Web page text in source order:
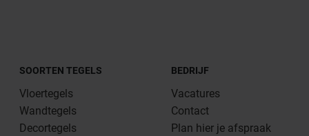
SOORTEN TEGELS
Vloertegels
Wandtegels
Decortegels
BEDRIJF
Vacatures
Contact
Plan hier je afspraak